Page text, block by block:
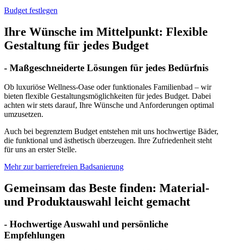
Budget festlegen
Ihre Wünsche im Mittelpunkt: Flexible
Gestaltung für jedes Budget
- Maßgeschneiderte Lösungen für jedes Bedürfnis
Ob luxuriöse Wellness-Oase oder funktionales Familienbad – wir
bieten flexible Gestaltungsmöglichkeiten für jedes Budget. Dabei
achten wir stets darauf, Ihre Wünsche und Anforderungen optimal
umzusetzen.
Auch bei begrenztem Budget entstehen mit uns hochwertige Bäder,
die funktional und ästhetisch überzeugen. Ihre Zufriedenheit steht
für uns an erster Stelle.
Mehr zur barrierefreien Badsanierung
Gemeinsam das Beste finden: Material-
und Produktauswahl leicht gemacht
- Hochwertige Auswahl und persönliche
Empfehlungen